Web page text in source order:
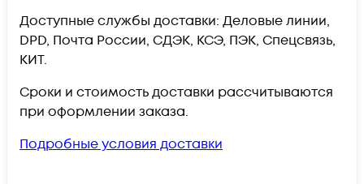
Доступные службы доставки: Деловые линии,
DPD, Почта России, СДЭК, КСЭ, ПЭК, Спецсвязь,
КИТ.
Сроки и стоимость доставки рассчитываются
при оформлении заказа.
Подробные условия доставки